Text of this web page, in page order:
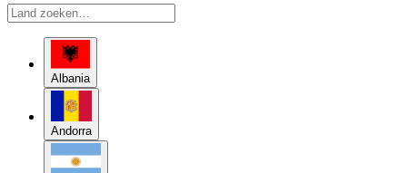
Albania
Andorra